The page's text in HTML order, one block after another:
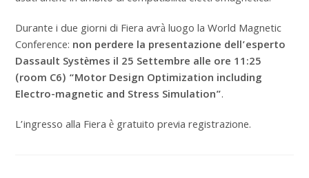
Durante i due giorni di Fiera avrà luogo la World Magnetic
Conference: non perdere la presentazione dell’esperto
Dassault Systèmes il 25 Settembre alle ore 11:25
(room C6) “Motor Design Optimization including
Electro-magnetic and Stress Simulation”.
L’ingresso alla Fiera è gratuito previa registrazione.